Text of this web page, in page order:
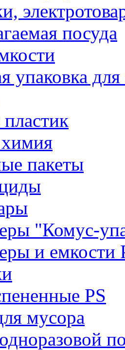
посуда
упаковка
пакеты
"Комус-
и емкости
PS
мусора